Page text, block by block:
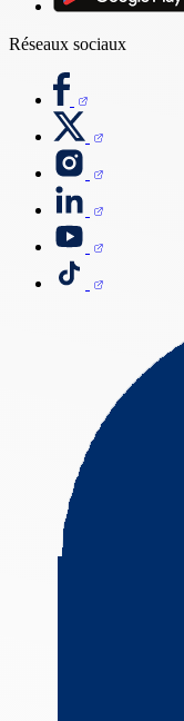
Réseaux sociaux